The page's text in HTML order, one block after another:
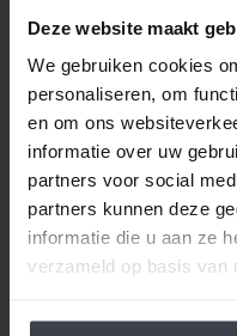
Deze website maakt
We gebruiken cookies
personaliseren, om
en om ons
informatie over uw
partners voor social
partners kunnen deze
informatie die u aan ze
verzameld op basis van
beoordeeld met een
Dagelijks
klanten
Laat ook uw
en moderne look.